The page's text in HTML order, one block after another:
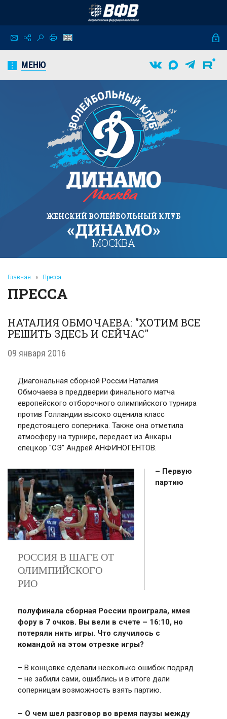
МЕНЮ
ЖЕНСКИЙ ВОЛЕЙБОЛЬНЫЙ КЛУБ
«ДИНАМО»
МОСКВА
Главная » Пресса
ПРЕССА
НАТАЛИЯ ОБМОЧАЕВА: "ХОТИМ ВСЕ
РЕШИТЬ ЗДЕСЬ И СЕЙЧАС"
09 января 2016
Диагональная сборной России Наталия
Обмочаева в преддверии финального матча
европейского отборочного олимпийского турнира
против Голландии высоко оценила класс
предстоящего соперника. Также она отметила
атмосферу на турнире, передает из Анкары
спецкор "СЭ" Андрей АНФИНОГЕНТОВ.
РОССИЯ В ШАГЕ ОТ
ОЛИМПИЙСКОГО
РИО
– Первую
партию
полуфинала сборная России проиграла, имея
фору в 7 очков. Вы вели в счете – 16:10, но
потеряли нить игры. Что случилось с
командой на этом отрезке игры?
– В концовке сделали несколько ошибок подряд
– не забили сами, ошиблись и в итоге дали
соперницам возможность взять партию.
– О чем шел разговор во время паузы между